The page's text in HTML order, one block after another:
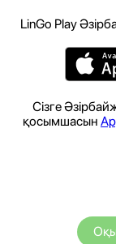
LinGo Play
Сізге
қосымшасын